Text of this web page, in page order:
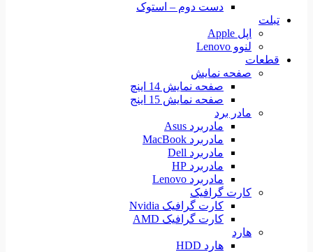
دست دوم – استوک
تبلت
اپل Apple
لنوو Lenovo
قطعات
صفحه نمایش
صفحه نمایش 14 اینچ
صفحه نمایش 15 اینج
مادر برد
مادربرد Asus
مادربرد MacBook
مادربرد Dell
مادربرد HP
مادربرد Lenovo
کارت گرافیک
کارت گرافیک Nvidia
کارت گرافیک AMD
هارد
هارد HDD